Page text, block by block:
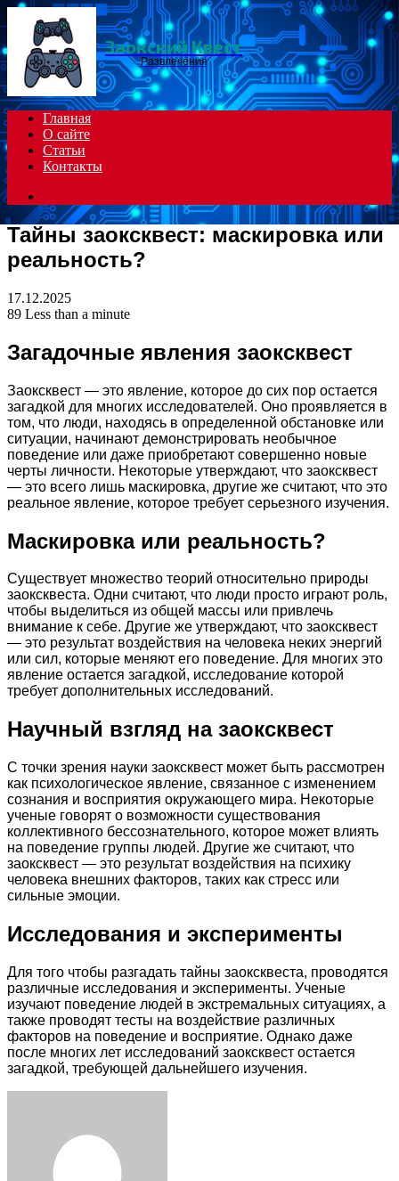
Menu
Заокский Квест
Развлечения
Главная
О сайте
Статьи
Контакты
for
Тайны заоксквест: маскировка или
реальность?
17.12.2025
89 Less than a minute
Загадочные явления заоксквест
Заоксквест — это явление, которое до сих пор остается
загадкой для многих исследователей. Оно проявляется в
том, что люди, находясь в определенной обстановке или
ситуации, начинают демонстрировать необычное
поведение или даже приобретают совершенно новые
черты личности. Некоторые утверждают, что заоксквест
— это всего лишь маскировка, другие же считают, что это
реальное явление, которое требует серьезного изучения.
Маскировка или реальность?
Существует множество теорий относительно природы
заоксквеста. Одни считают, что люди просто играют роль,
чтобы выделиться из общей массы или привлечь
внимание к себе. Другие же утверждают, что заоксквест
— это результат воздействия на человека неких энергий
или сил, которые меняют его поведение. Для многих это
явление остается загадкой, исследование которой
требует дополнительных исследований.
Научный взгляд на заоксквест
С точки зрения науки заоксквест может быть рассмотрен
как психологическое явление, связанное с изменением
сознания и восприятия окружающего мира. Некоторые
ученые говорят о возможности существования
коллективного бессознательного, которое может влиять
на поведение группы людей. Другие же считают, что
заоксквест — это результат воздействия на психику
человека внешних факторов, таких как стресс или
сильные эмоции.
Исследования и эксперименты
Для того чтобы разгадать тайны заоксквеста, проводятся
различные исследования и эксперименты. Ученые
изучают поведение людей в экстремальных ситуациях, а
также проводят тесты на воздействие различных
факторов на поведение и восприятие. Однако даже
после многих лет исследований заоксквест остается
загадкой, требующей дальнейшего изучения.